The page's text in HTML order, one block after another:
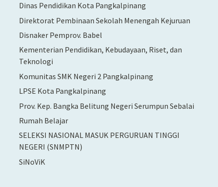
Dinas Pendidikan Kota Pangkalpinang
Direktorat Pembinaan Sekolah Menengah Kejuruan
Disnaker Pemprov. Babel
Kementerian Pendidikan, Kebudayaan, Riset, dan
Teknologi
Komunitas SMK Negeri 2 Pangkalpinang
LPSE Kota Pangkalpinang
Prov. Kep. Bangka Belitung Negeri Serumpun Sebalai
Rumah Belajar
SELEKSI NASIONAL MASUK PERGURUAN TINGGI
NEGERI (SNMPTN)
SiNoViK